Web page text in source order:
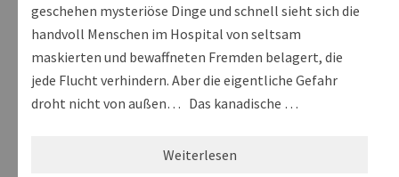
geschehen mysteriöse Dinge und schnell sieht sich die
handvoll Menschen im Hospital von seltsam
maskierten und bewaffneten Fremden belagert, die
jede Flucht verhindern. Aber die eigentliche Gefahr
droht nicht von außen… Das kanadische …
Weiterlesen